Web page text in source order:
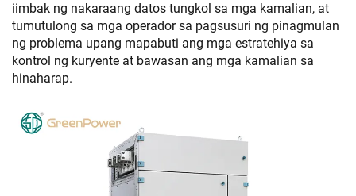
iimbak ng nakaraang datos tungkol sa mga kamalian, at
tumutulong sa mga operador sa pagsusuri ng pinagmulan
ng problema upang mapabuti ang mga estratehiya sa
kontrol ng kuryente at bawasan ang mga kamalian sa
hinaharap.